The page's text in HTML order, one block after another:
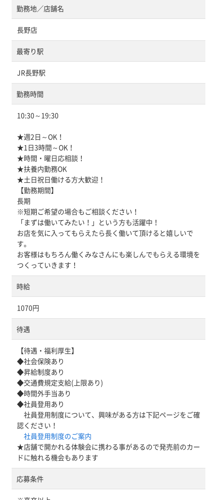
勤務地／店舗名
長野店
最寄り駅
JR長野駅
勤務時間
10:30～19:30
★週2日～OK！
★1日3時間～OK！
★時間・曜日応相談！
★扶養内勤務OK
★土日祝日働ける方大歓迎！
【勤務期間】
長期
※短期ご希望の場合もご相談ください！
「まずは働いてみたい！」という方も活躍中！
お店を気に入ってもらえたら長く働いて頂けると嬉しいで
す。
お客様はもちろん働くみなさんにも楽しんでもらえる環境を
つくっていきます！
時給
1070円
待遇
【待遇・福利厚生】
◆社会保険あり
◆昇給制度あり
◆交通費規定支給(上限あり)
◆時間外手当あり
◆社員登用あり
社員登用制度について、興味がある方は下記ページをご確
認ください！
社員登用制度のご案内
★店舗で開かれる体験会に携わる事があるので発売前のカー
ドに触れる機会もあります
応募条件